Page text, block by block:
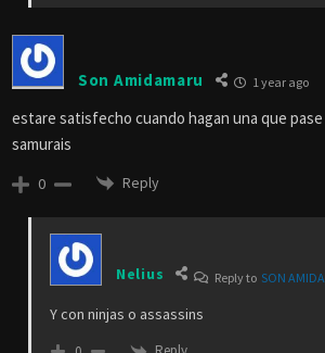
Son Amidamaru 1 year ago
estare satisfecho cuando hagan una que
samurais
0 Reply
Nelius Reply to SON
Y con ninjas o assassins